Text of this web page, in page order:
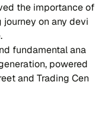
the impor​tan​ce of
on any devi​
fun​da​men​tal ana​
po​we​red
and Tra​ding Cen​